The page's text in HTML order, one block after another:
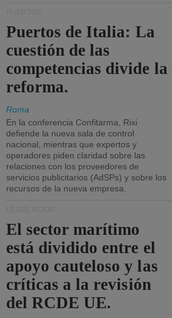
Puertos de Italia: La
cuestión de las
competencias divide la
reforma.
Roma
En la conferencia Confitarma, Rixi
defiende la nueva sala de control
nacional, mientras que expertos y
operadores piden claridad sobre las
relaciones con los proveedores de
servicios publicitarios (AdSPs) y sobre los
recursos de la nueva empresa.
El sector marítimo
está dividido entre el
apoyo cauteloso y las
críticas a la revisión
del RCDE UE.